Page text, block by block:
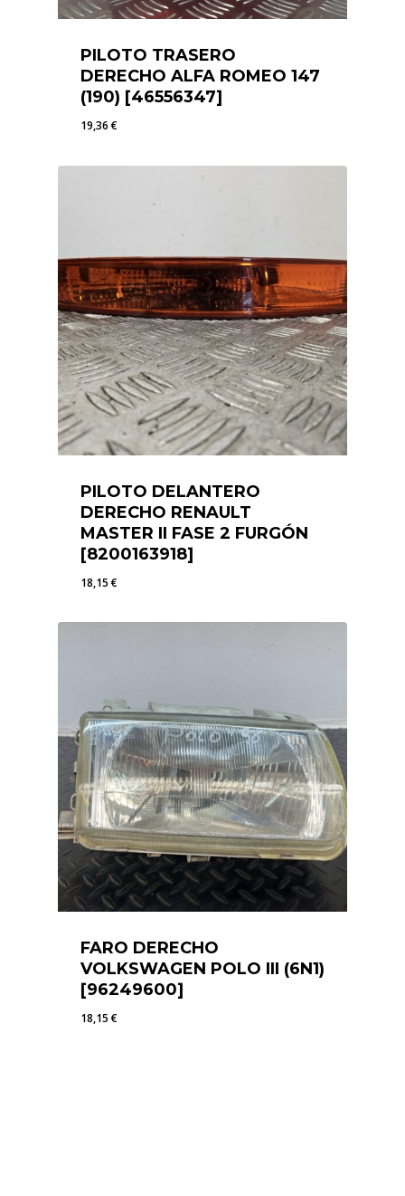
PILOTO TRASERO
DERECHO ALFA ROMEO 147
(190) [46556347]
19,36€
PILOTO DELANTERO
DERECHO RENAULT
MASTER II FASE 2 FURGÓN
[8200163918]
18,15€
FARO DERECHO
VOLKSWAGEN POLO III (6N1)
[96249600]
18,15€